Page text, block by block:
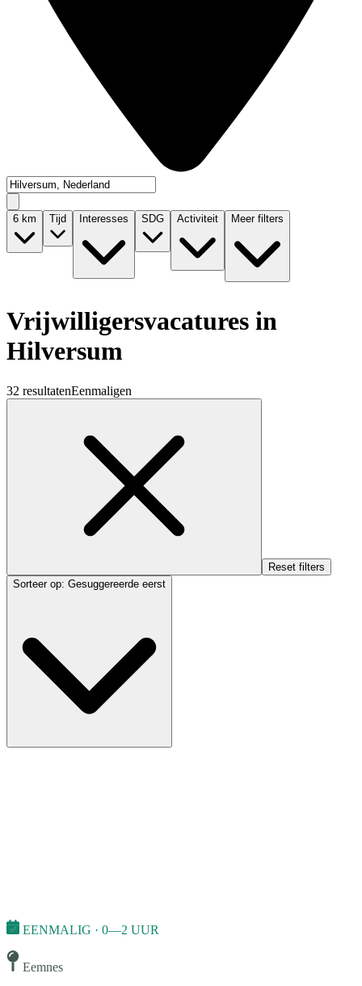
6 km Tijd Interesses SDG Activiteit Meer filters
Vrijwilligersvacatures in
Hilversum
32 resultatenEenmaligen
Reset filters
Sorteer op: Gesuggereerde eerst
EENMALIG · 0—2 UUR
Eemnes